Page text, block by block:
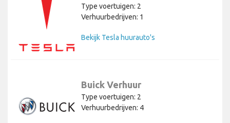
Type voertuigen: 2
Verhuurbedrijven: 1
Bekijk Tesla huurauto's
Buick Verhuur
Type voertuigen: 2
Verhuurbedrijven: 4